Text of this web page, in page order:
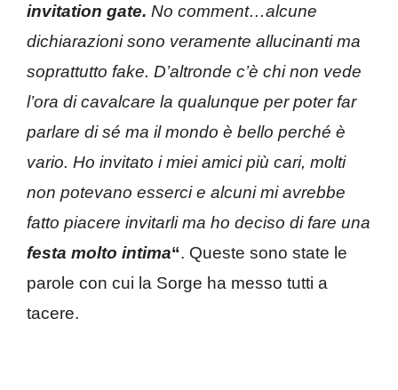
invitation gate. No comment…alcune
dichiarazioni sono veramente allucinanti ma
soprattutto fake. D’altronde c’è chi non vede
l’ora di cavalcare la qualunque per poter far
parlare di sé ma il mondo è bello perché è
vario. Ho invitato i miei amici più cari, molti
non potevano esserci e alcuni mi avrebbe
fatto piacere invitarli ma ho deciso di fare una
festa molto intima“. Queste sono state le
parole con cui la Sorge ha messo tutti a
tacere.